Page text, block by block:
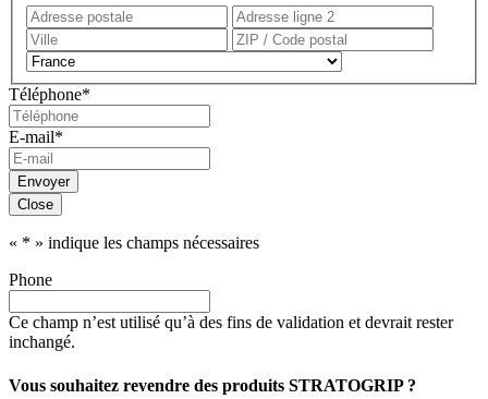
Adresse
postale
Ville
Téléphone*
E-mail*
Envoyer
Close
« * » indique les champs nécessaires
Phone
Ce champ n’est utilisé qu’à des fins de validation et devrait rester
inchangé.
Vous souhaitez revendre des produits STRATOGRIP ?